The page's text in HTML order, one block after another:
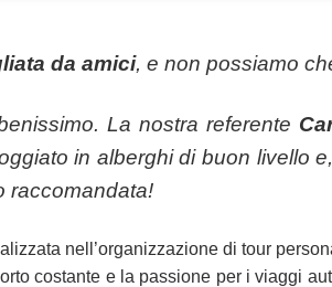
da amici, e non possiamo
La nostra referente
in alberghi di buon livello
raccomandata!
nell’organizzazione di tour
costante e la passione per i viaggi